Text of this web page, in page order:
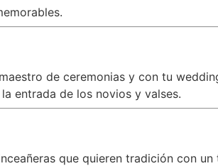
de ceremonias y con tu
entrada de los novios y valses.
que quieren tradición con